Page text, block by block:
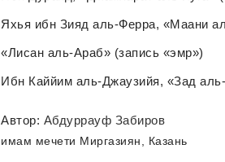
Яхья ибн Зияд аль-Ферра, «Маани
«Лисан аль-Араб» (запись «эмр»)
Ибн Каййим аль-Джаузийя, «Зад
Автор: Абдуррауф Забиров
имам мечети Миргазиян, Казань